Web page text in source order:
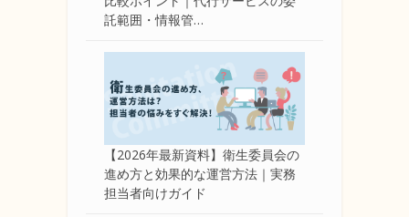
託範囲・情報管…
【2026年最新資料】衛生委員会の
進め方と効果的な運営方法｜実務
担当者向けガイド